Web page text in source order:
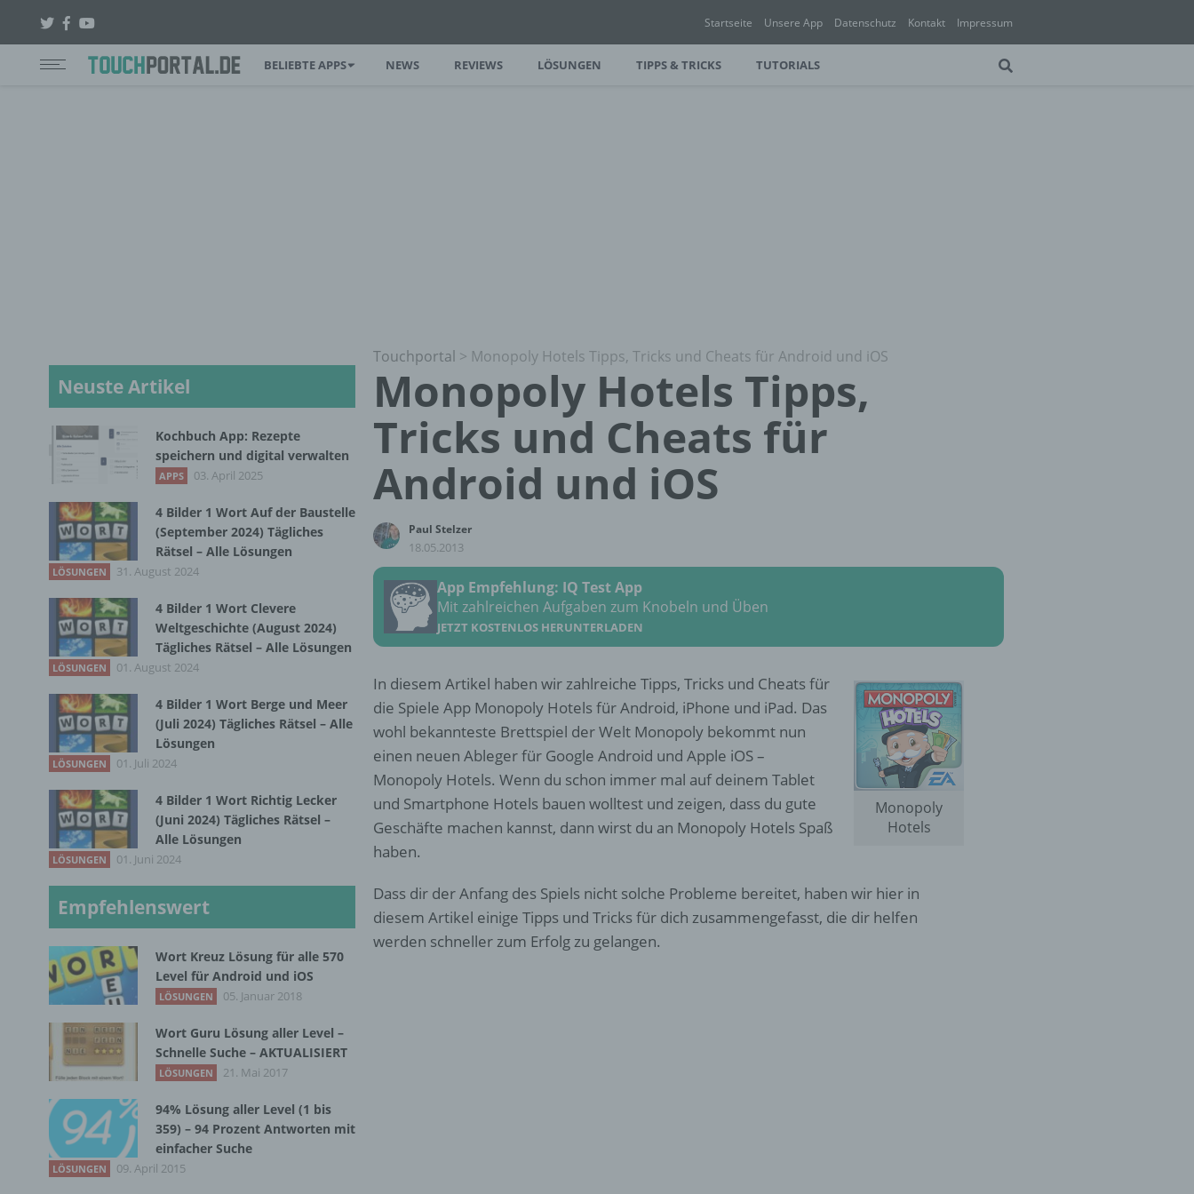
Startseite Unsere App Datenschutz Kontakt Impressum
BELIEBTE APPS NEWS REVIEWS LÖSUNGEN TIPPS & TRICKS TUTORIALS
Touchportal > Monopoly Hotels Tipps, Tricks und Cheats für Android und iOS
Monopoly Hotels Tipps,
Tricks und Cheats für
Android und iOS
Paul Stelzer
18.05.2013
App Empfehlung: IQ Test App
Mit zahlreichen Aufgaben zum Knobeln und Üben
JETZT KOSTENLOS HERUNTERLADEN
Monopoly
Hotels
In diesem Artikel haben wir zahlreiche Tipps, Tricks und Cheats für
die Spiele App Monopoly Hotels für Android, iPhone und iPad. Das
wohl bekannteste Brettspiel der Welt Monopoly bekommt nun
einen neuen Ableger für Google Android und Apple iOS –
Monopoly Hotels. Wenn du schon immer mal auf deinem Tablet
und Smartphone Hotels bauen wolltest und zeigen, dass du gute
Geschäfte machen kannst, dann wirst du an Monopoly Hotels Spaß
haben.
Dass dir der Anfang des Spiels nicht solche Probleme bereitet, haben wir hier in
diesem Artikel einige Tipps und Tricks für dich zusammengefasst, die dir helfen
werden schneller zum Erfolg zu gelangen.
Neuste Artikel
Kochbuch App: Rezepte
speichern und digital verwalten
APPS 03. April 2025
4 Bilder 1 Wort Auf der Baustelle
(September 2024) Tägliches
Rätsel – Alle Lösungen
LÖSUNGEN 31. August 2024
4 Bilder 1 Wort Clevere
Weltgeschichte (August 2024)
Tägliches Rätsel – Alle Lösungen
LÖSUNGEN 01. August 2024
4 Bilder 1 Wort Berge und Meer
(Juli 2024) Tägliches Rätsel – Alle
Lösungen
LÖSUNGEN 01. Juli 2024
4 Bilder 1 Wort Richtig Lecker
(Juni 2024) Tägliches Rätsel –
Alle Lösungen
LÖSUNGEN 01. Juni 2024
Empfehlenswert
Wort Kreuz Lösung für alle 570
Level für Android und iOS
LÖSUNGEN 05. Januar 2018
Wort Guru Lösung aller Level –
Schnelle Suche – AKTUALISIERT
LÖSUNGEN 21. Mai 2017
94% Lösung aller Level (1 bis
359) – 94 Prozent Antworten mit
einfacher Suche
LÖSUNGEN 09. April 2015